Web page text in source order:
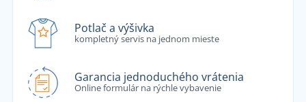
Potlač a výšivka
kompletný servis na jednom mieste
Garancia jednoduchého vrátenia
Online formulár na rýchle vybavenie